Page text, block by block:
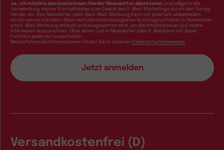
Ja, ich möchte den kostenlosen Herder-Newsletter abonnieren und willige in die
Verwendung meiner Kontaktdaten zum Zweck des E-Mail-Marketings durch den Verlag
Herder ein. Den Newsletter oder die E-Mail-Werbung kann ich jederzeit abbestellen.
Ich bin einverstanden, dass mein personenbezogenes Nutzungsverhalten in Newsletter
und E-Mail-Werbung erfasst und ausgewertet wird, um die Inhalte besser auf meine
Interessen auszurichten. Über einen Link in Newsletter oder E-Mail kann ich diese
Funktion jederzeit ausschalten.
Weiterführende Informationen finden Sie in unseren Datenschutzhinweisen
Versandkostenfrei (D)